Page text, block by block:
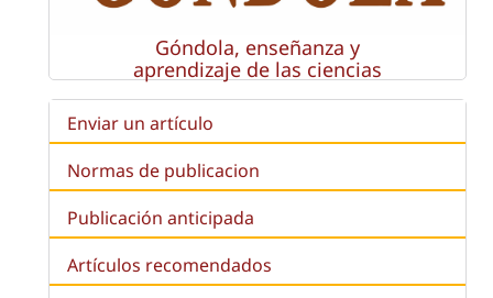
Góndola, enseñanza y
aprendizaje de las ciencias
Enviar un artículo
Normas de publicacion
Publicación anticipada
Artículos recomendados